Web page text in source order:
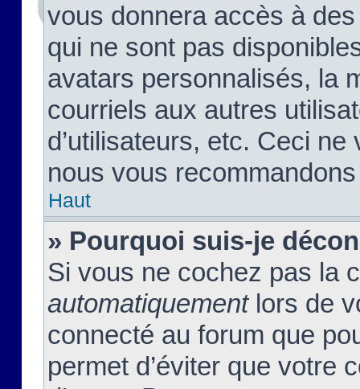
vous donnera accès à
qui ne sont pas
avatars personnalisés, la
courriels aux autres
d’utilisateurs, etc. Ceci
nous vous
Haut
» Pourquoi suis-je
Si vous ne cochez pas la
automatiquementlors de
connecté au forum que
permet d’éviter que votre